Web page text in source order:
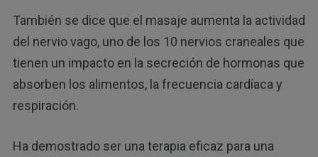
También se dice que el masaje aumenta la actividad
del nervio vago, uno de los 10 nervios craneales que
tienen un impacto en la secreción de hormonas que
absorben los alimentos, la frecuencia cardíaca y
respiración.
Ha demostrado ser una terapia eficaz para una